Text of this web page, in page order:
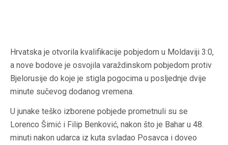
Hrvatska je otvorila kvalifikacije pobjedom u Moldaviji 3:0,
a nove bodove je osvojila varaždinskom pobjedom protiv
Bjelorusije do koje je stigla pogocima u posljednje dvije
minute sučevog dodanog vremena.
U junake teško izborene pobjede prometnuli su se
Lorenco Šimić i Filip Benković, nakon što je Bahar u 48.
minuti nakon udarca iz kuta svladao Posavca i doveo